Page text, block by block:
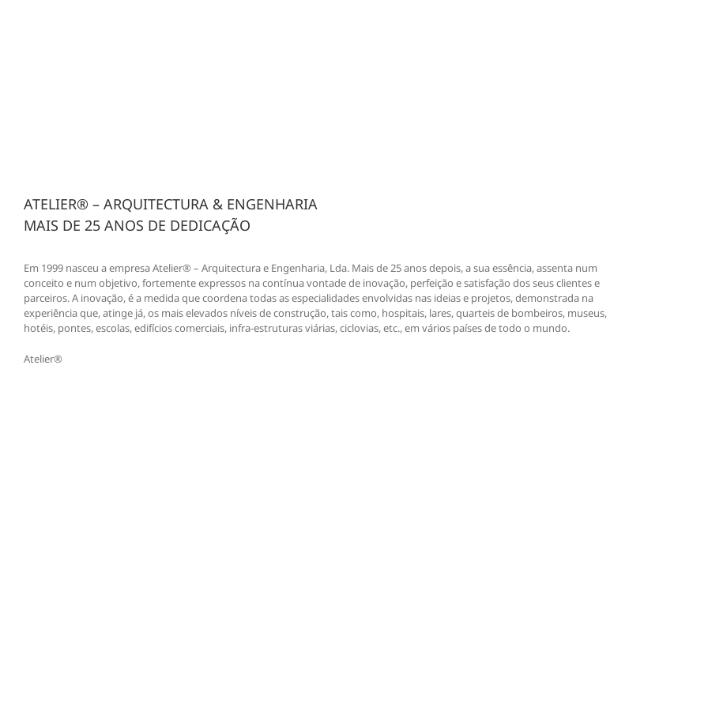
ATELIER® – ARQUITECTURA & ENGENHARIA
MAIS DE 25 ANOS DE DEDICAÇÃO
Em 1999 nasceu a empresa Atelier® – Arquitectura e Engenharia, Lda. Mais de 25 anos depois, a sua essência, assenta num
conceito e num objetivo, fortemente expressos na contínua vontade de inovação, perfeição e satisfação dos seus clientes e
parceiros. A inovação, é a medida que coordena todas as especialidades envolvidas nas ideias e projetos, demonstrada na
experiência que, atinge já, os mais elevados níveis de construção, tais como, hospitais, lares, quarteis de bombeiros, museus,
hotéis, pontes, escolas, edifícios comerciais, infra-estruturas viárias, ciclovias, etc., em vários países de todo o mundo.
Atelier®